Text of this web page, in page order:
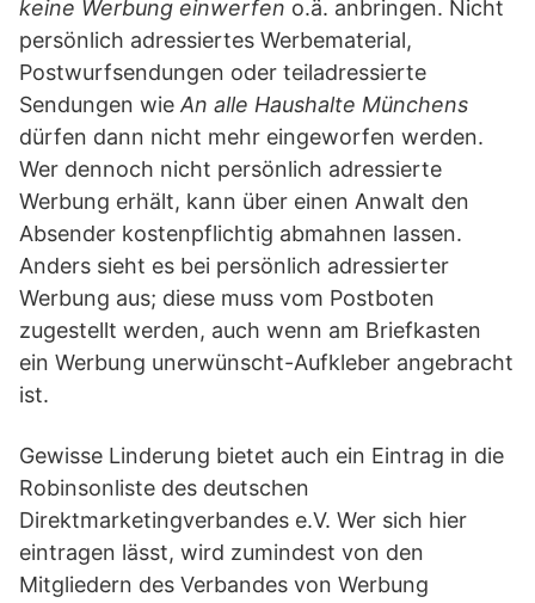
keine Werbung einwerfen o.ä. anbringen. Nicht
persönlich adressiertes Werbematerial,
Postwurfsendungen oder teiladressierte
Sendungen wie An alle Haushalte Münchens
dürfen dann nicht mehr eingeworfen werden.
Wer dennoch nicht persönlich adressierte
Werbung erhält, kann über einen Anwalt den
Absender kostenpflichtig abmahnen lassen.
Anders sieht es bei persönlich adressierter
Werbung aus; diese muss vom Postboten
zugestellt werden, auch wenn am Briefkasten
ein Werbung unerwünscht-Aufkleber angebracht
ist.
Gewisse Linderung bietet auch ein Eintrag in die
Robinsonliste des deutschen
Direktmarketingverbandes e.V. Wer sich hier
eintragen lässt, wird zumindest von den
Mitgliedern des Verbandes von Werbung